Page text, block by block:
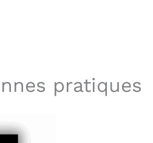
pratiques